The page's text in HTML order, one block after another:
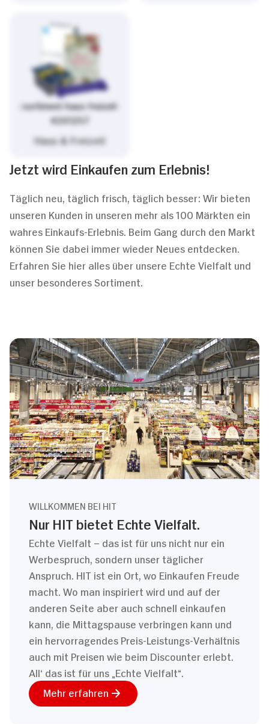
/sortiment/haus-freizeit-
4261257
Haus & Freizeit
Jetzt wird Einkaufen zum Erlebnis!
Täglich neu, täglich frisch, täglich besser: Wir bieten
unseren Kunden in unseren mehr als 100 Märkten ein
wahres Einkaufs-Erlebnis. Beim Gang durch den Markt
können Sie dabei immer wieder Neues entdecken.
Erfahren Sie hier alles über unsere Echte Vielfalt und
unser besonderes Sortiment.
WILLKOMMEN BEI HIT
Nur HIT bietet Echte Vielfalt.
Echte Vielfalt – das ist für uns nicht nur ein
Werbespruch, sondern unser täglicher
Anspruch. HIT ist ein Ort, wo Einkaufen Freude
macht. Wo man inspiriert wird und auf der
anderen Seite aber auch schnell einkaufen
kann, die Mittagspause verbringen kann und
ein hervorragendes Preis-Leistungs-Verhältnis
auch mit Preisen wie beim Discounter erlebt.
All‘ das ist für uns „Echte Vielfalt“.
Mehr erfahren